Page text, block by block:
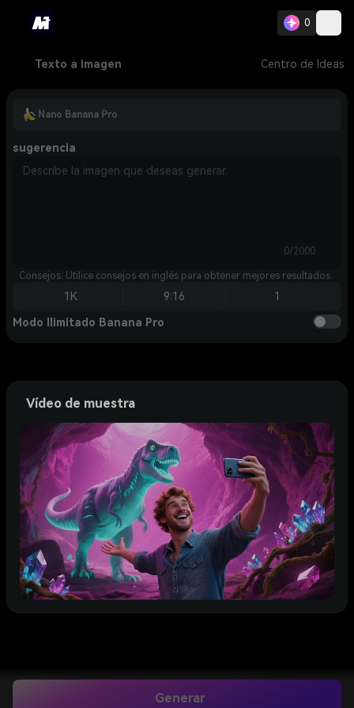
0
Texto a imagen Centro de Ideas
Nano Banana Pro
sugerencia
0/2000
Consejos: Utilice consejos en inglés para obtener mejores resultados.
1K 9:16 1
Modo Ilimitado Banana Pro
Generar
Vídeo de muestra